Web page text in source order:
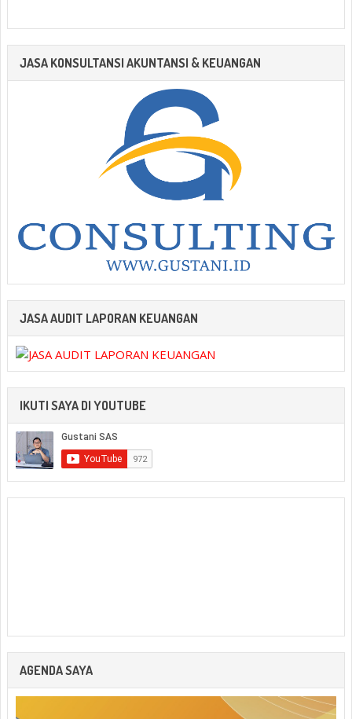
JASA KONSULTANSI AKUNTANSI & KEUANGAN
JASA AUDIT LAPORAN KEUANGAN
IKUTI SAYA DI YOUTUBE
AGENDA SAYA